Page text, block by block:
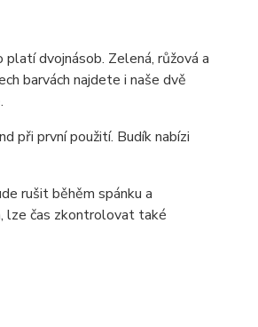
dvojnásob. Zelená, růžová a
barvách najdete i naše dvě
při první použití. Budík nabízi
rušit běhěm spánku a
lze čas zkontrolovat také